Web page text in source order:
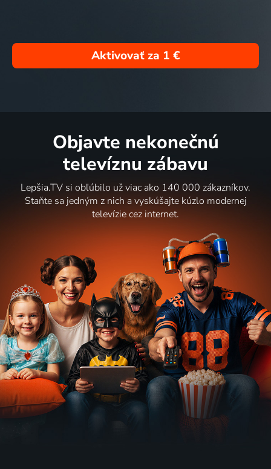
Aktivovať za 1 €
Objavte nekonečnú
televíznu zábavu
Lepšia.TV si obľúbilo už viac ako 140 000 zákazníkov.
Staňte sa jedným z nich a vyskúšajte kúzlo modernej
televízie cez internet.